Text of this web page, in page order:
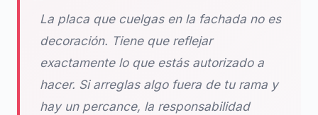
La placa que cuelgas en la fachada no es
decoración. Tiene que reflejar
exactamente lo que estás autorizado a
hacer. Si arreglas algo fuera de tu rama y
hay un percance, la responsabilidad